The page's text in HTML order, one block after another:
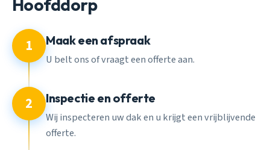
Hoofddorp
1 Maak een afspraak
U belt ons of vraagt een offerte aan.
2 Inspectie en offerte
Wij inspecteren uw dak en u krijgt een vrijblijvende
offerte.